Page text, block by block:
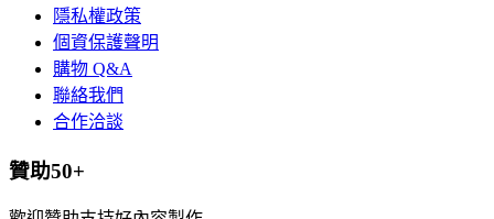
隱私權政策
個資保護聲明
購物 Q&A
聯絡我們
合作洽談
贊助50+